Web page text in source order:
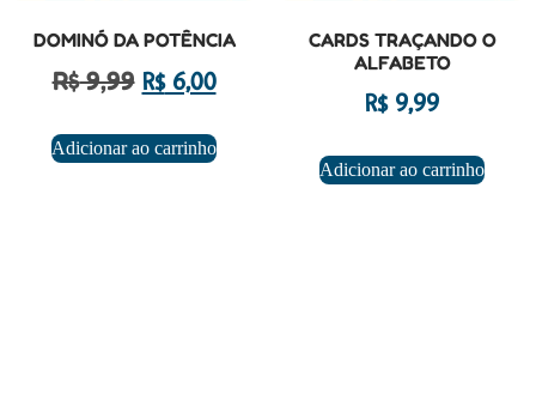
DOMINÓ DA POTÊNCIA
R$9,99 R$6,00
Adicionar ao carrinho
CARDS TRAÇANDO O
ALFABETO
R$9,99
Adicionar ao carrinho